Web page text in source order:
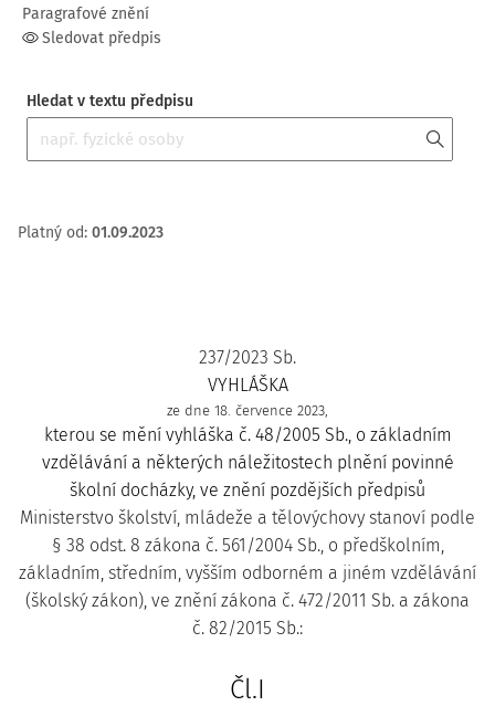
Paragrafové znění
Sledovat předpis
Hledat v textu předpisu
Platný od: 01.09.2023
237/2023 Sb.
VYHLÁŠKA
ze dne 18. července 2023,
kterou se mění vyhláška č. 48/2005 Sb., o základním
vzdělávání a některých náležitostech plnění povinné
školní docházky, ve znění pozdějších předpisů
Ministerstvo školství, mládeže a tělovýchovy stanoví podle
§ 38 odst. 8 zákona č. 561/2004 Sb., o předškolním,
základním, středním, vyšším odborném a jiném vzdělávání
(školský zákon), ve znění zákona č. 472/2011 Sb. a zákona
č. 82/2015 Sb.:
Čl.I